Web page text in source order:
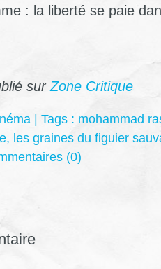
: la liberté se paie
sur Zone Critique
| Tags : mohammad
, les graines du figuier
(0)